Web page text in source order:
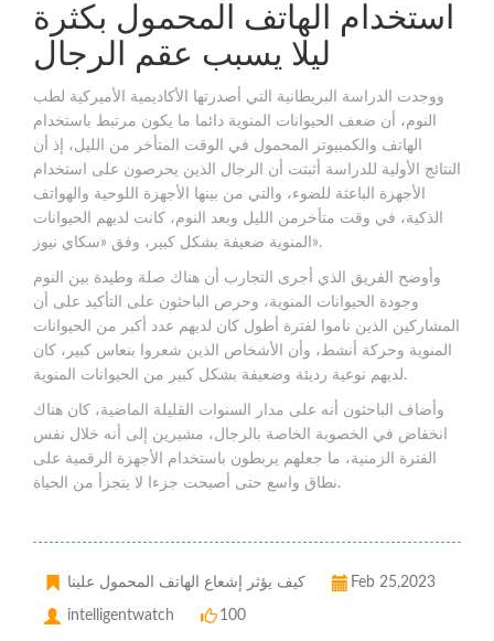
استخدام الهاتف المحمول بكثرة
ليلا يسبب عقم الرجال
ووجدت الدراسة البريطانية التي أصدرتها الأكاديمية الأميركية لطب
النوم، أن ضعف الحيوانات المنوية دائما ما يكون مرتبط باستخدام
الهاتف والكمبيوتر المحمول في الوقت المتأخر من الليل، إذ أن
النتائج الأولية للدراسة أثبتت أن الرجال الذين يحرصون على استخدام
الأجهزة الباعثة للضوء، والتي من بينها الأجهزة اللوحية والهواتف
الذكية، في وقت متأخرمن الليل وبعد النوم، كانت لديهم الحيوانات
المنوية ضعيفة بشكل كبير، وفق «سكاي نيوز».
وأوضح الفريق الذي أجرى التجارب أن هناك صلة وطيدة بين النوم
وجودة الحيوانات المنوية، وحرص الباحثون على التأكيد على أن
المشاركين الذين ناموا لفترة أطول كان لديهم عدد أكبر من الحيوانات
المنوية وحركة أنشط، وأن الأشخاص الذين شعروا بنعاس كبير، كان
لديهم نوعية رديئة وضعيفة بشكل كبير من الحيوانات المنوية.
وأضاف الباحثون أنه على مدار السنوات القليلة الماضية، كان هناك
انخفاض في الخصوبة الخاصة بالرجال، مشيرين إلى أنه خلال نفس
الفترة الزمنية، ما جعلهم يربطون باستخدام الأجهزة الرقمية على
نطاق واسع حتى أصبحت جزءا لا يتجزأ من الحياة.
كيف يؤثر إشعاع الهاتف المحمول علينا Feb 25,2023
intelligentwatch 100